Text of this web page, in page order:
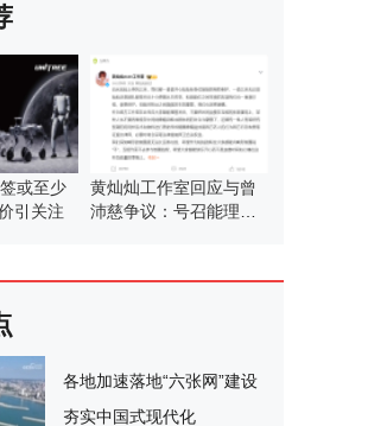
或至少
引关注
黄灿灿工作室回应与曾
沛慈争议：号召能理智
各地加速落地“六张网”建设
夯实中国式现代化